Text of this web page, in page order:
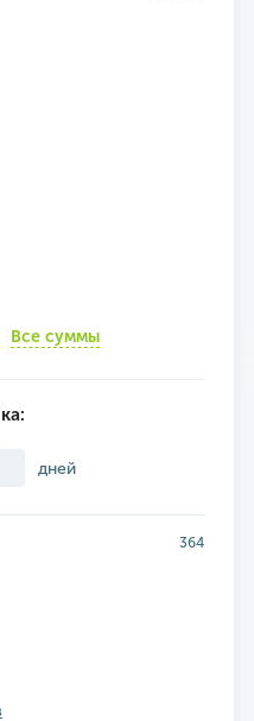
Все суммы
дней
364